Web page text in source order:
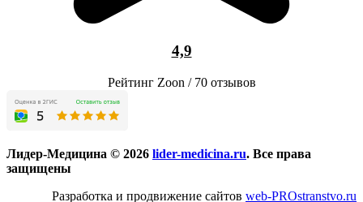
4,9
Рейтинг Zoon / 70 отзывов
Лидер-Медицина © 2026 lider-medicina.ru. Все права
защищены
Разработка и продвижение сайтов web-PROstranstvo.ru